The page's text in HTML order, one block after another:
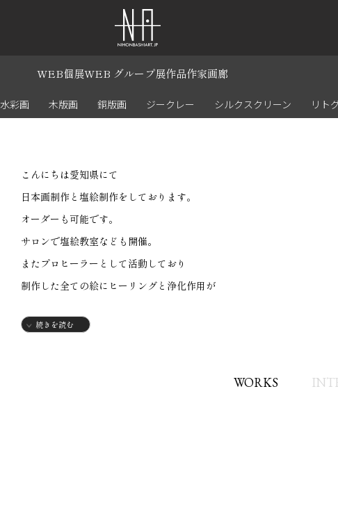
WEB個展WEB グループ展作品作家画廊
水彩画 木版画 銅版画 ジークレー シルクスクリーン リト
こんにちは愛知県にて
日本画制作と塩絵制作をしております。
オーダーも可能です。
サロンで塩絵教室なども開催。
またプロヒーラーとして活動しており
制作した全ての絵にヒーリングと浄化作用が
続きを読む
WORKS